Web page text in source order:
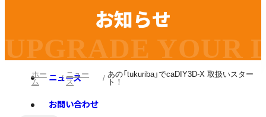
マニュアル
旧バージョンダウンロード
ニュース
お問い合わせ
お知らせ
UPGRADE YOUR
ホー
ム
ニュー
ス
あの「tukuriba」でcaDIY3D-X 取扱いスター
ト！